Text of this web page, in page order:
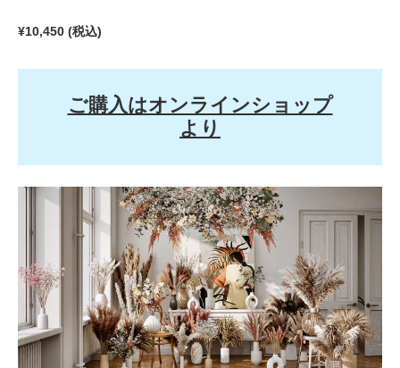
¥10,450 (税込)
ご購入はオンラインショップ
より